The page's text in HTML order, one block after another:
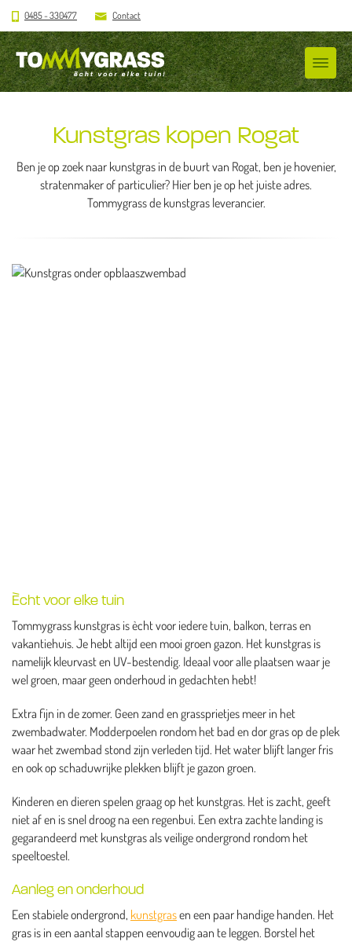
0485 - 330477 Contact
Kunstgras kopen Rogat
Ben je op zoek naar kunstgras in de buurt van Rogat, ben je hovenier,
stratenmaker of particulier? Hier ben je op het juiste adres.
Tommygrass de kunstgras leverancier.
Ècht voor elke tuin
Tommygrass kunstgras is ècht voor iedere tuin, balkon, terras en
vakantiehuis. Je hebt altijd een mooi groen gazon. Het kunstgras is
namelijk kleurvast en UV-bestendig. Ideaal voor alle plaatsen waar je
wel groen, maar geen onderhoud in gedachten hebt!
Extra fijn in de zomer. Geen zand en grassprietjes meer in het
zwembadwater. Modderpoelen rondom het bad en dor gras op de plek
waar het zwembad stond zijn verleden tijd. Het water blijft langer fris
en ook op schaduwrijke plekken blijft je gazon groen.
Kinderen en dieren spelen graag op het kunstgras. Het is zacht, geeft
niet af en is snel droog na een regenbui. Een extra zachte landing is
gegarandeerd met kunstgras als veilige ondergrond rondom het
speeltoestel.
Aanleg en onderhoud
Een stabiele ondergrond, kunstgrasen een paar handige handen. Het
gras is in een aantal stappen eenvoudig aan te leggen. Borstel het